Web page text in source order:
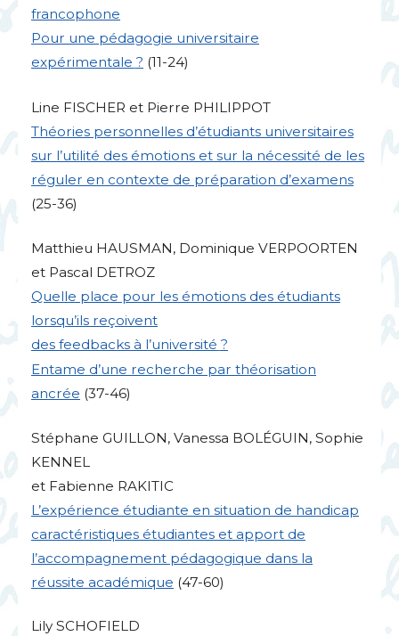
francophone
Pour une pédagogie universitaire
expérimentale ? (11-24)
Line FISCHER et Pierre PHILIPPOT
Théories personnelles d’étudiants universitaires
sur l’utilité des émotions et sur la nécessité de les
réguler en contexte de préparation d’examens
(25-36)
Matthieu HAUSMAN, Dominique VERPOORTEN
et Pascal DETROZ
Quelle place pour les émotions des étudiants
lorsqu’ils reçoivent
des feedbacks à l’université ?
Entame d’une recherche par théorisation
ancrée (37-46)
Stéphane GUILLON, Vanessa BOL ÉGUIN, Sophie
KENNEL
et Fabienne RAKITIC
L’expérience étudiante en situation de handicap
caractéristiques étudiantes et apport de
l’accompagnement pédagogique dans la
réussite académique (47-60)
Lily SCHOFIELD